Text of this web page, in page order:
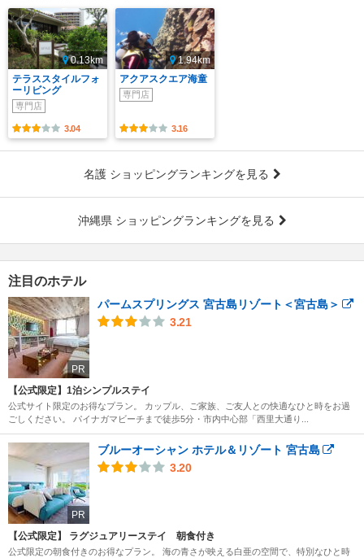
0.13km
テラススタイルフォ
ーリビング
専門店
3.04
1.94km
アクアスクエア海童
専門店
3.16
名護 ショッピングランキングを見る
沖縄県 ショッピングランキングを見る
注目のホテル
PR
パームスプリングス 宮古島リゾート＜宮古島＞
3.21
【公式限定】1泊シンプルステイ
公式サイト限定のお得なプラン。 カップル、ご家族、ご友人との快適なひと時をお過
ごしください。 パイナガマビーチまで徒歩5分・市内中心部「西里大通り...
PR
ブルーオーシャン ホテル＆リゾート 宮古島
3.20
【公式限定】 ラグジュアリーステイ 朝食付き
公式限定の朝食付きのお得なプラン。 海の青さが映える白亜の空間で、特別なひと時